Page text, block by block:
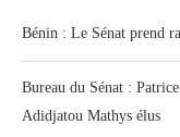
Bénin : Le Sénat prend
Bureau du Sénat :
Adidjatou Mathys élus